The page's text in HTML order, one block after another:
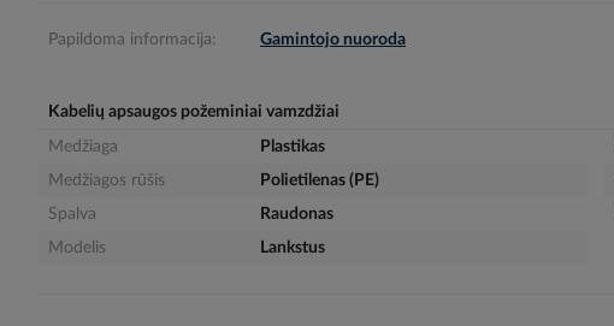
Papildoma informacija: Gamintojo nuoroda
Kabelių apsaugos požeminiai vamzdžiai
Medžiaga
Plastikas
Medžiagos rūšis
Polietilenas (PE)
Spalva
Raudonas
Modelis
Lankstus